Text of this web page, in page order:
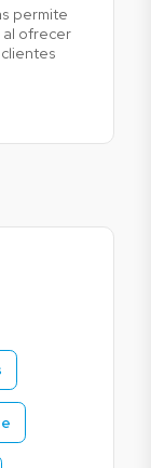
permite
al ofrecer